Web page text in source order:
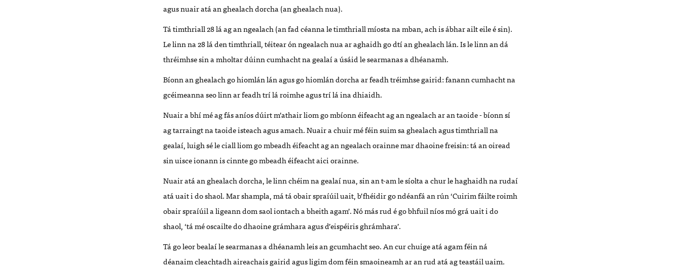
agus nuair atá an ghealach dorcha (an ghealach nua).
Tá timthriall 28 lá ag an ngealach (an fad céanna le timthriall míosta na mban, ach is ábhar ailt eile é sin).
Le linn na 28 lá den timthriall, téitear ón ngealach nua ar aghaidh go dtí an ghealach lán. Is le linn an dá
thréimhse sin a mholtar dúinn cumhacht na gealaí a úsáid le searmanas a dhéanamh.
Bíonn an ghealach go hiomlán lán agus go hiomlán dorcha ar feadh tréimhse gairid: fanann cumhacht na
gcéimeanna seo linn ar feadh trí lá roimhe agus trí lá ina dhiaidh.
Nuair a bhí mé ag fás aníos dúirt m’athair liom go mbíonn éifeacht ag an ngealach ar an taoide - bíonn sí
ag tarraingt na taoide isteach agus amach. Nuair a chuir mé féin suim sa ghealach agus timthriall na
gealaí, luigh sé le ciall liom go mbeadh éifeacht ag an ngealach orainne mar dhaoine freisin: tá an oiread
sin uisce ionann is cinnte go mbeadh éifeacht aici orainne.
Nuair atá an ghealach dorcha, le linn chéim na gealaí nua, sin an t-am le síolta a chur le haghaidh na rudaí
atá uait i do shaol. Mar shampla, má tá obair spraíúil uait, b’fhéidir go ndéanfá an rún ‘Cuirim fáilte roimh
obair spraíúil a ligeann dom saol iontach a bheith agam’. Nó más rud é go bhfuil níos mó grá uait i do
shaol, ‘tá mé oscailte do dhaoine grámhara agus d’eispéiris ghrámhara’.
Tá go leor bealaí le searmanas a dhéanamh leis an gcumhacht seo. An cur chuige atá agam féin ná
déanaim cleachtadh aireachais gairid agus ligim dom féin smaoineamh ar an rud atá ag teastáil uaim.